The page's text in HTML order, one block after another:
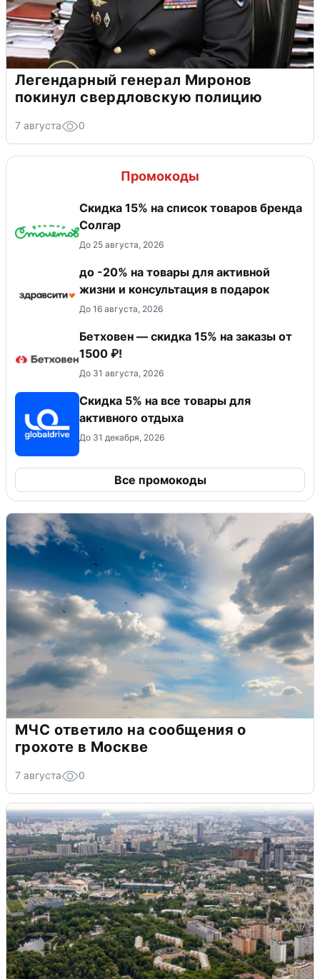
Легендарный генерал Миронов
покинул свердловскую полицию
7 августа 0
Промокоды
Скидка 15% на список товаров бренда
Солгар
До 25 августа, 2026
до -20% на товары для активной
жизни и консультация в подарок
До 16 августа, 2026
Бетховен — скидка 15% на заказы от
1500 ₽!
До 31 августа, 2026
Скидка 5% на все товары для
активного отдыха
До 31 декабря, 2026
Все промокоды
МЧС ответило на сообщения о
грохоте в Москве
7 августа 0